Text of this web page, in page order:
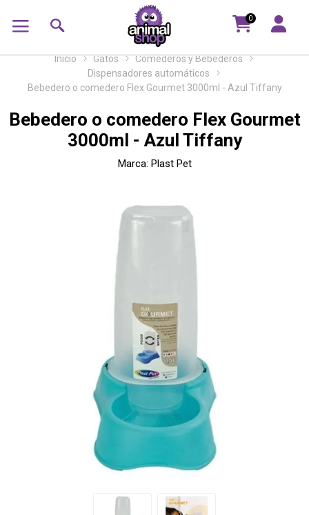
0
Inicio Gatos
Comederos y Bebederos
Dispensadores automáticos
Bebedero o comedero Flex Gourmet 3000ml - Azul Tiffany
Bebedero o comedero Flex Gourmet
3000ml - Azul Tiffany
Marca: Plast Pet